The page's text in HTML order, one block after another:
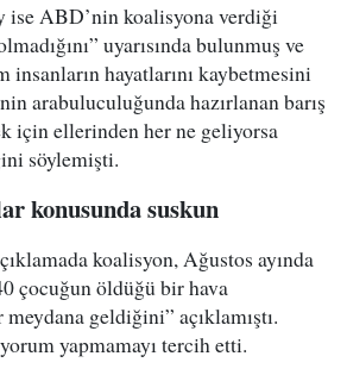
ise ABD’nin koalisyona verdiği
uyarısında bulunmuş ve
insanların hayatlarını kaybetmesini
arabuluculuğunda hazırlanan barış
için ellerinden her ne geliyorsa
söylemişti.
konusunda suskun
koalisyon, Ağustos ayında
çocuğun öldüğü bir hava
meydana geldiğini” açıklamıştı.
yapmamayı tercih etti.